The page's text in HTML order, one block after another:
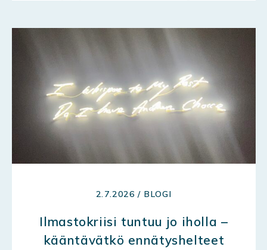
2.7.2026 / BLOGI
Ilmastokriisi tuntuu jo iholla –
kääntävätkö ennätyshelteet